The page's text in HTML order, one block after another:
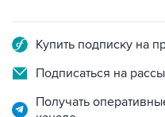
Купить подписку на
Подписаться на
Получать